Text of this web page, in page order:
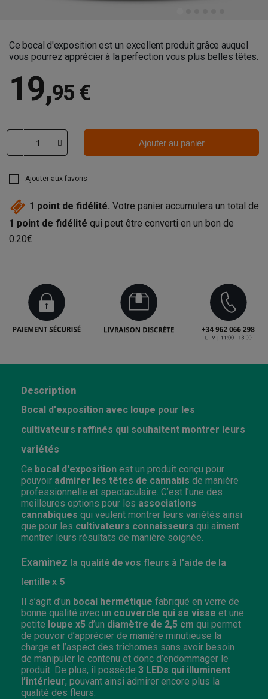
Ce bocal d'exposition est un excellent produit grâce auquel
vous pourrez apprécier à la perfection vous plus belles têtes.
19,95 €
Ajouter au panier
Ajouter aux favoris
1 point de fidélité. Votre panier accumulera un total de
1 point de fidélité qui peut être converti en un bon de
0.20€
Description
Bocal d'exposition avec loupe pour les
cultivateurs raffinés qui souhaitent montrer leurs
variétés
Ce bocal d'exposition est un produit conçu pour
pouvoir admirer les têtes de cannabis de manière
professionnelle et spectaculaire. C’est l’une des
meilleures options pour les associations
cannabiques qui veulent montrer leurs variétés ainsi
que pour les cultivateurs connaisseurs qui aiment
montrer leurs résultats de manière soignée.
Examinez la qualité de vos fleurs à l'aide de la
lentille x 5
Il s’agit d’un bocal hermétique fabriqué en verre de
bonne qualité avec un couvercle qui se visse et une
petite loupe x5 d’un diamètre de 2,5 cm qui permet
de pouvoir d’apprécier de manière minutieuse la
charge et l’aspect des trichomes sans avoir besoin
de manipuler le contenu et donc d’endommager le
produit. De plus, il possède 3 LEDs qui illuminent
l’intérieur, pouvant ainsi admirer encore plus la
qualité des fleurs.